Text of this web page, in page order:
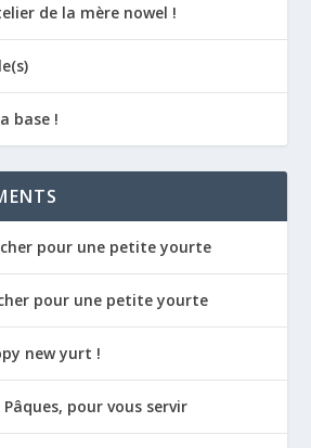
de la mère nowel !
base !
pour une petite yourte
pour une petite yourte
new yurt !
Pâques, pour vous servir